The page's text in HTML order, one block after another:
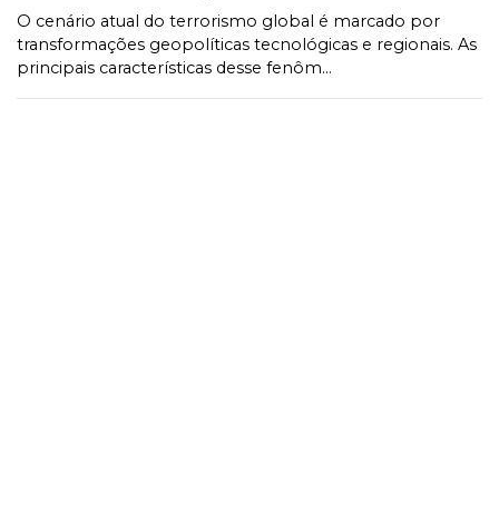
O cenário atual do terrorismo global é marcado por
transformações geopolíticas tecnológicas e regionais. As
principais características desse fenôm...